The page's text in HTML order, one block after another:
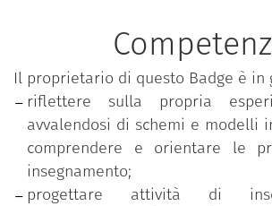
valori, approcci, esperienze e
valorizzando l’apporto attivo degli
Il percorso si snoda in ambienti
in forma modulare attraverso
workshop condotti in co-
esperti.
Le tematiche affrontate riguardano:
Il proprietario di questo Badge è in
riflettere sulla propria
avvalendosi di schemi e modelli
comprendere e orientare le
insegnamento;
progettare attività di